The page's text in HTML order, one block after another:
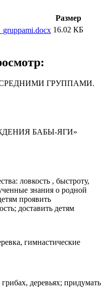
Размер
16.02 КБ
ГРУППАМИ.
БАБЫ-ЯГИ»
ловкость , быстроту,
знания о родной
проявить
доставить детям
гимнастические
деревьях; придумать